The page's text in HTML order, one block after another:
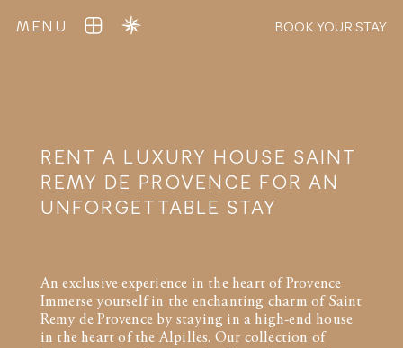
MENU BOOK YOUR STAY
RENT A LUXURY HOUSE SAINT
REMY DE PROVENCE FOR AN
UNFORGETTABLE STAY
An exclusive experience in the heart of Provence
Immerse yourself in the enchanting charm of Saint
Remy de Provence by staying in a high-end house
in the heart of the Alpilles. Our collection of